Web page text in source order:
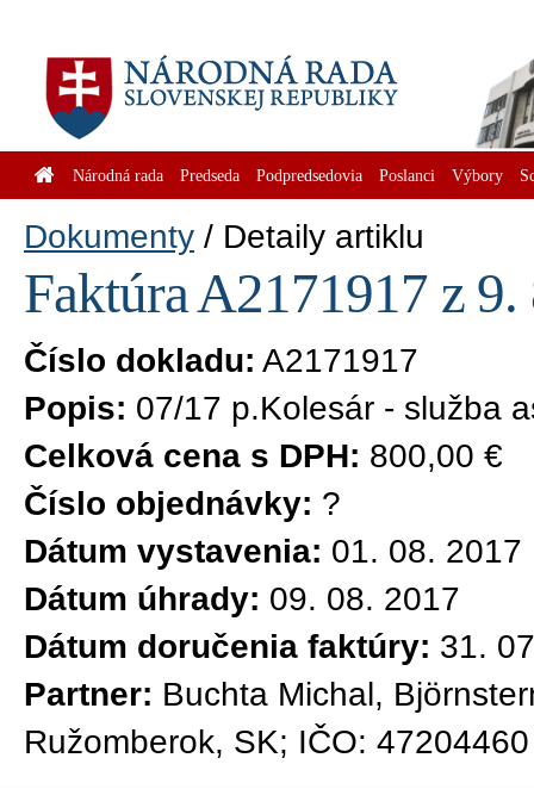
Národná rada Predseda Podpredsedovia Poslanci Výbory
Dokumenty Detaily artiklu
Faktúra A2171917 z 9.
Číslo dokladu: A2171917
Popis: 07/17 p.Kolesár - služba
Celková cena s DPH: 800,00 €
Číslo objednávky: ?
Dátum vystavenia: 01. 08. 2017
Dátum úhrady: 09. 08. 2017
Dátum doručenia faktúry: 31.
Partner: Buchta Michal,
Ružomberok, SK; IČO: 47204460